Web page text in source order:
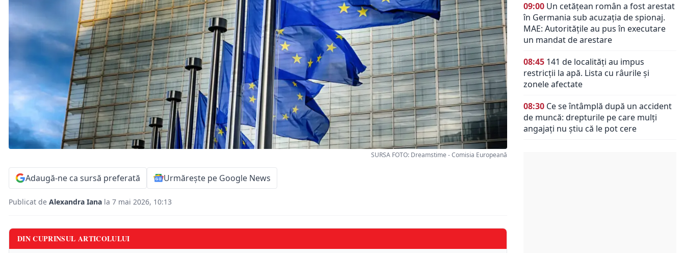
SURSA FOTO: Dreamstime - Comisia Europeană
Adaugă-ne ca sursă preferată Urmărește pe Google News
Publicat de Alexandra Iana la 7 mai 2026, 10:13
DIN CUPRINSUL ARTICOLULUI
09:00 Un cetățean român a fost arestat
în Germania sub acuzația de spionaj.
MAE: Autorităţile au pus în executare
un mandat de arestare
08:45 141 de localități au impus
restricții la apă. Lista cu râurile și
zonele afectate
08:30 Ce se întâmplă după un accident
de muncă: drepturile pe care mulți
angajați nu știu că le pot cere